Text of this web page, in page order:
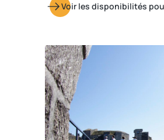
Voir les disponibilités